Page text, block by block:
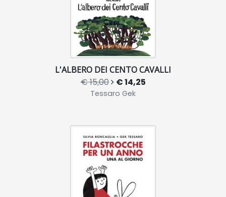
L'ALBERO DEI CENTO CAVALLI
€ 15,00 € 14,25
Tessaro Gek